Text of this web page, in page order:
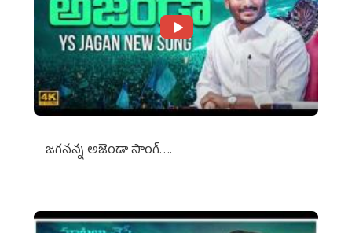
జగనన్న అజెండా సాంగ్….